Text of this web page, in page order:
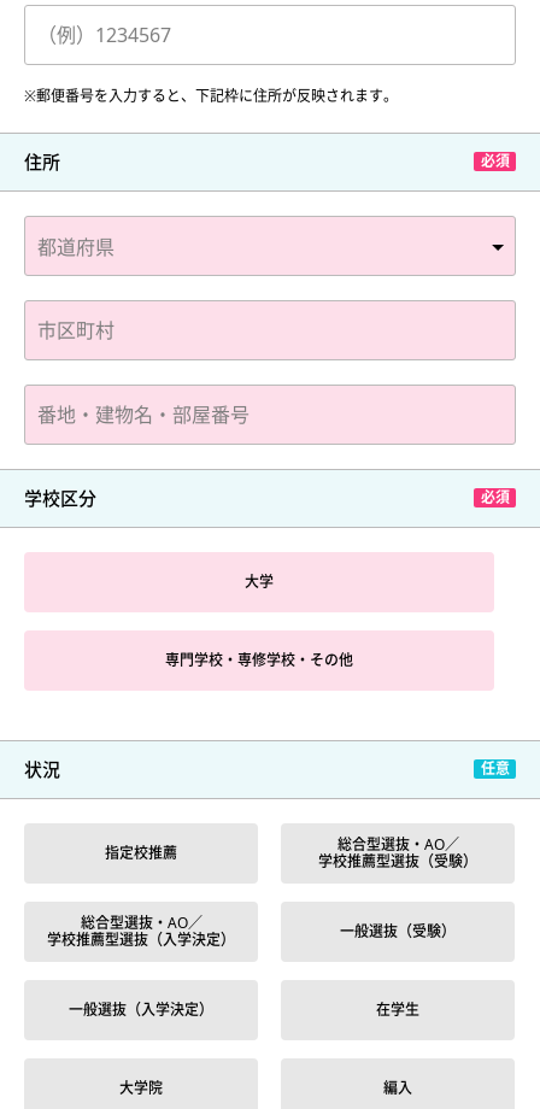
※郵便番号を入力すると、下記枠に住所が反映されます。
住所
学校区分
大学
専門学校・専修学校・その他
状況
指定校推薦
総合型選抜・AO／
学校推薦型選抜（受験）
総合型選抜・AO／
学校推薦型選抜（入学決定）
一般選抜（受験）
一般選抜（入学決定） 在学生
大学院 編入